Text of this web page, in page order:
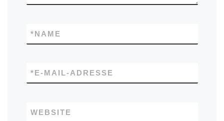
NAME
*
E-MAIL-ADRESSE
*
WEBSITE